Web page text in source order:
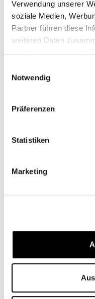
Verwendung unserer
soziale Medien,
Partner führen diese
weiteren Daten
Notwendig
Präferenzen
Statistiken
Marketing
Ab29,95 €*